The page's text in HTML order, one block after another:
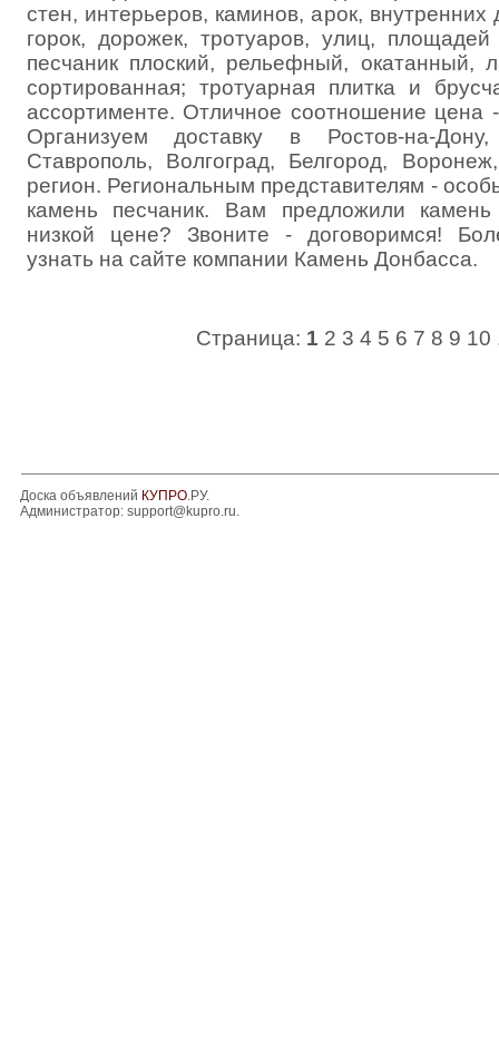
стен, интерьеров, каминов, арок, внутренних
горок, дорожек, тротуаров, улиц,
песчаник плоский, рельефный, окатанный,
сортированная; тротуарная плитка и
ассортименте. Отличное соотношение цена -
Организуем доставку в Ростов-на-
Ставрополь, Волгоград, Белгород,
регион. Региональным представителям -
камень песчаник. Вам предложили
низкой цене? Звоните - договоримся!
узнать на сайте компании Камень Донбасса.
Страница: 1 2 3 4 5 6 7 8 9 10
Доска объявлений КУПРО.РУ.
Администратор: support@kupro.ru.